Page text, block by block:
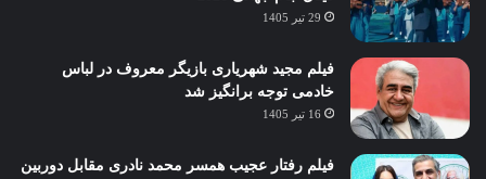
29 تیر 1405
فیلم مجید شهریاری بازیگر معروف در لباس
خادمی توجه برانگیز شد
16 تیر 1405
فیلم رفتار عجیب همسر محمد نادری مقابل دوربین